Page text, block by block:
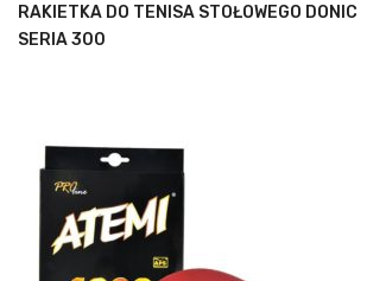
RAKIETKA DO TENISA STOŁOWEGO DONIC
SERIA 300